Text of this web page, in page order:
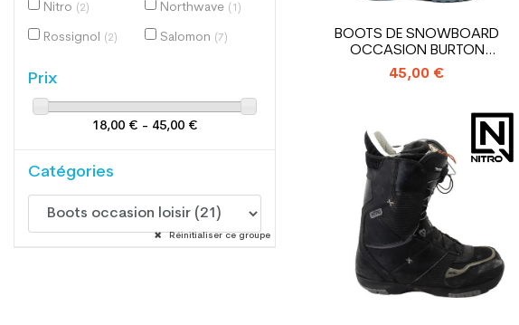
Nitro (2) Northwave (1)
Rossignol (2) Salomon (7)
Prix
18,00 € - 45,00 €
Catégories
Réinitialiser ce groupe
BOOTS DE SNOWBOARD
OCCASION BURTON
PROGRESSION
45,00 €